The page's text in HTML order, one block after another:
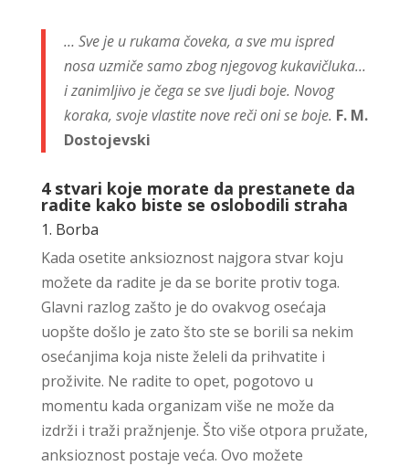
… Sve je u rukama čoveka, a sve mu ispred
nosa uzmiče samo zbog njegovog kukavičluka…
i zanimljivo je čega se sve ljudi boje. Novog
koraka, svoje vlastite nove reči oni se boje. F. M.
Dostojevski
4 stvari koje morate da prestanete da
radite kako biste se oslobodili straha
1. Borba
Kada osetite anksioznost najgora stvar koju
možete da radite je da se borite protiv toga.
Glavni razlog zašto je do ovakvog osećaja
uopšte došlo je zato što ste se borili sa nekim
osećanjima koja niste želeli da prihvatite i
proživite. Ne radite to opet, pogotovo u
momentu kada organizam više ne može da
izdrži i traži pražnjenje. Što više otpora pružate,
anksioznost postaje veća. Ovo možete